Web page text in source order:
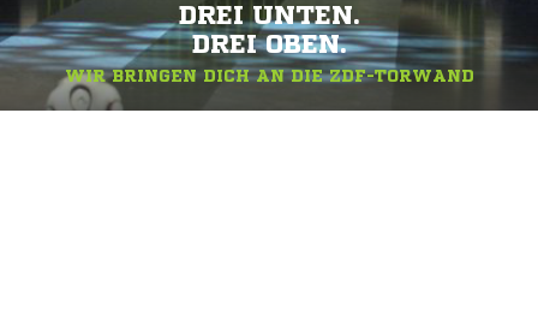
DREI UNTEN.
DREI OBEN.
WIR BRINGEN DICH AN DIE ZDF-TORWAND